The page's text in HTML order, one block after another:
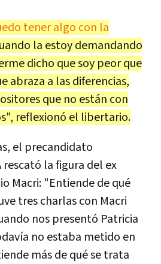
tener algo con la
la estoy demandando
dicho que soy peor que
abraza a las diferencias,
que no están con
reflexionó el libertario.
el precandidato
rescató la figura del ex
Macri: "Entiende de qué
tres charlas con Macri
nos presentó Patricia
no estaba metido en
más de qué se trata